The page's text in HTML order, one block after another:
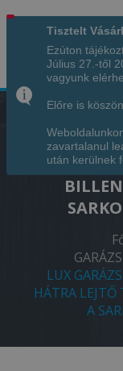
LUX
SMK
LUX
HÁTRA LEJTŐ
A
Tisztelt
Ezúton
Július 27.-től
vagyunk
Előre is
zavartalanul
után kerülnek